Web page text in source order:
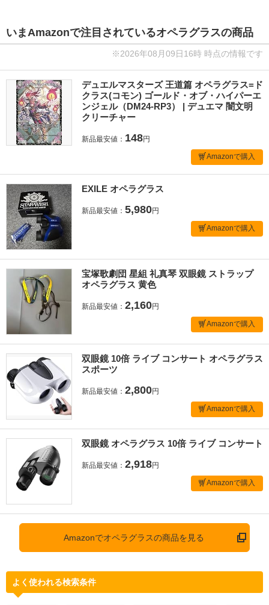
いまAmazonで注目されているオペラグラスの商品
※2026年08月09日16時 時点の情報です
デュエルマスターズ 王道篇 オペラグラス=ド
クラス(コモン) ゴールド・オブ・ハイパーエ
ンジェル（DM24-RP3） | デュエマ 闇文明
クリーチャー
新品最安値： 148円
Amazonで購入
EXILE オペラグラス
新品最安値： 5,980円
Amazonで購入
宝塚歌劇団 星組 礼真琴 双眼鏡 ストラップ
オペラグラス 黄色
新品最安値： 2,160円
Amazonで購入
双眼鏡 10倍 ライブ コンサート オペラグラス
スポーツ
新品最安値： 2,800円
Amazonで購入
双眼鏡 オペラグラス 10倍 ライブ コンサート
新品最安値： 2,918円
Amazonで購入
Amazonでオペラグラスの商品を見る
よく使われる検索条件